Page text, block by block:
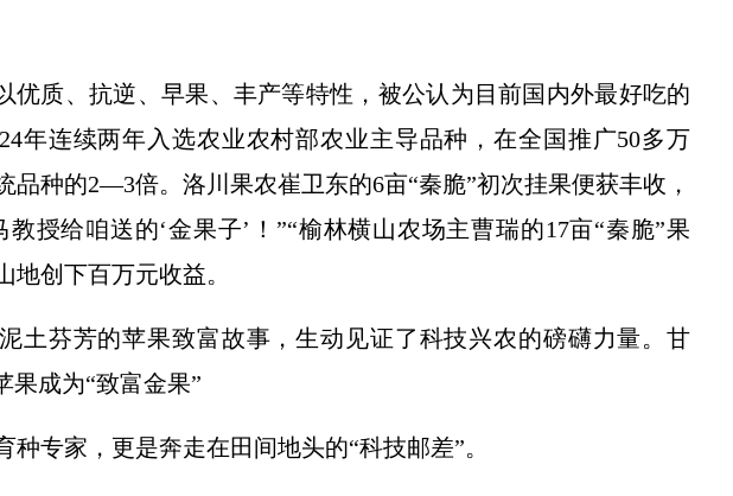
优质、抗逆、早果、丰产等特性，被公认为目前国内外最好吃的
年连续两年入选农业农村部农业主导品种，在全国推广50多万
品种的2—3倍。洛川果农崔卫东的6亩“秦脆”初次挂果便获丰收，
授给咱送的‘金果子’！”“榆林横山农场主曹瑞的17亩“秦脆”果
地创下百万元收益。
土芬芳的苹果致富故事，生动见证了科技兴农的磅礴力量。甘
果成为“致富金果”
种专家，更是奔走在田间地头的“科技邮差”。